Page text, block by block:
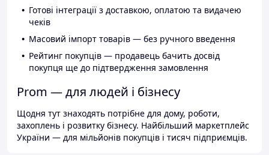
Готові інтеграції з доставкою, оплатою та видачею
чеків
Масовий імпорт товарів — без ручного введення
Рейтинг покупців — продавець бачить досвід
покупця ще до підтвердження замовлення
Prom — для людей і бізнесу
Щодня тут знаходять потрібне для дому, роботи,
захоплень і розвитку бізнесу. Найбільший маркетплейс
України — для мільйонів покупців і тисяч підприємців.